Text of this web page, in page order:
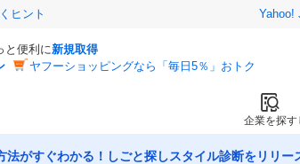
ヒント Yahoo!
と便利に新規取得
ヤフーショッピングなら「毎日5％」おトク
企業を探す
がすぐわかる！しごと探しスタイル診断をリリー